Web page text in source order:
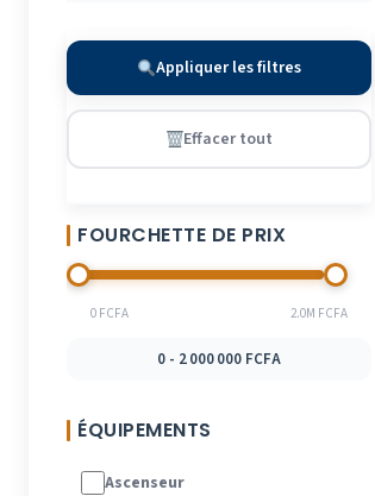
Appliquer les filtres
Effacer tout
FOURCHETTE DE PRIX
0 FCFA 2.0M FCFA
0 - 2 000 000 FCFA
ÉQUIPEMENTS
Ascenseur